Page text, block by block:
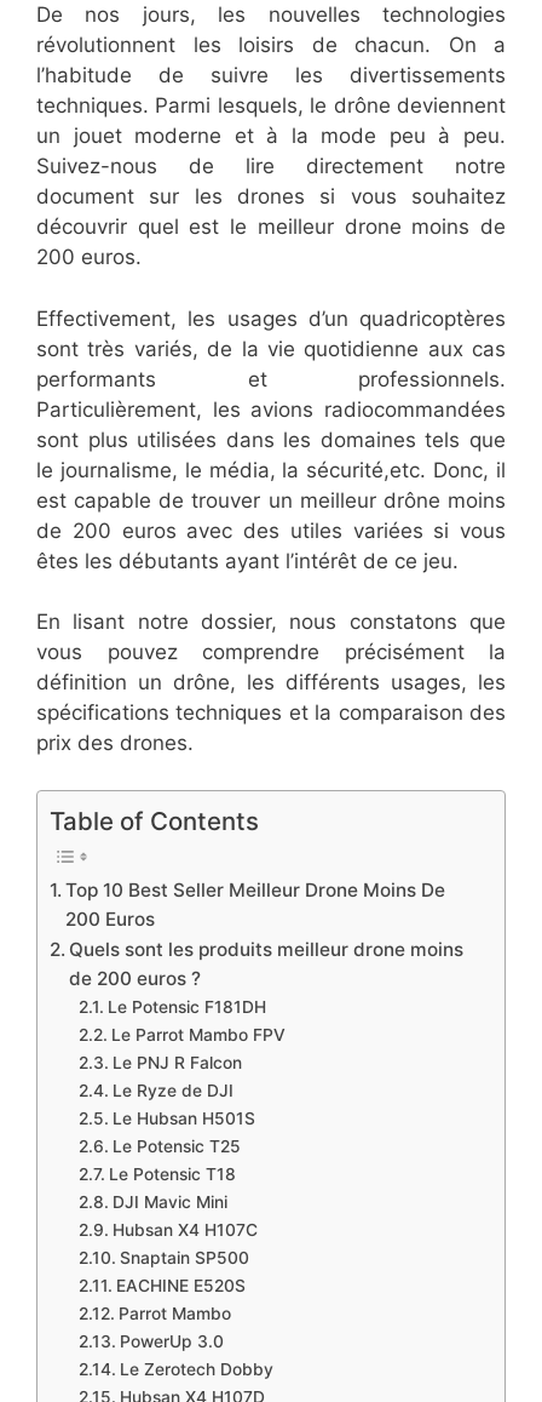
De nos jours, les nouvelles technologies
révolutionnent les loisirs de chacun. On a
l’habitude de suivre les divertissements
techniques. Parmi lesquels, le drône deviennent
un jouet moderne et à la mode peu à peu.
Suivez-nous de lire directement notre
document sur les drones si vous souhaitez
découvrir quel est le meilleur drone moins de
200 euros.
Effectivement, les usages d’un quadricoptères
sont très variés, de la vie quotidienne aux cas
performants et professionnels.
Particulièrement, les avions radiocommandées
sont plus utilisées dans les domaines tels que
le journalisme, le média, la sécurité,etc. Donc, il
est capable de trouver un meilleur drône moins
de 200 euros avec des utiles variées si vous
êtes les débutants ayant l’intérêt de ce jeu.
En lisant notre dossier, nous constatons que
vous pouvez comprendre précisément la
définition un drône, les différents usages, les
spécifications techniques et la comparaison des
prix des drones.
Table of Contents
Top 10 Best Seller ​Meilleur Drone Moins De
200 Euros
​Quels sont les produits meilleur drone moins
de 200 euros ?
​Le Potensic F181DH
​Le Parrot Mambo FPV
Le PNJ R Falcon
Le Ryze de DJI
​Le Hubsan H501S
​Le Potensic T25
​Le Potensic T18
​DJI Mavic Mini
​Hubsan X4 H107C
​Snaptain SP500
​EACHINE E520S
​Parrot Mambo
​PowerUp 3.0
​Le Zerotech Dobby
​Hubsan X4 H107D